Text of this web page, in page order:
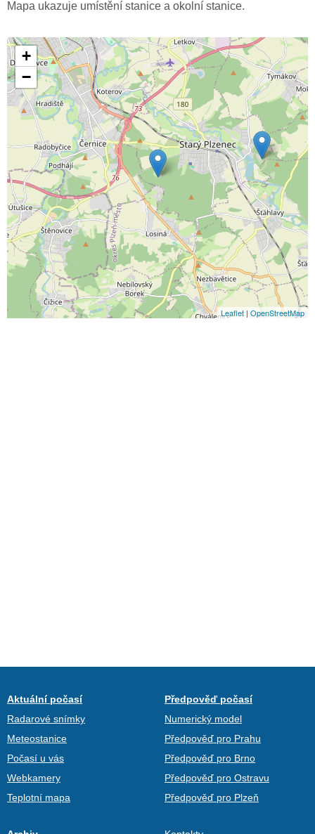
Mapa ukazuje umístění stanice a okolní stanice.
+
−
Leaflet | OpenStreetMap
Aktuální počasí
Radarové snímky
Meteostanice
Počasí u vás
Webkamery
Teplotní mapa
Předpověď počasí
Numerický model
Předpověď pro Prahu
Předpověď pro Brno
Předpověď pro Ostravu
Předpověď pro Plzeň